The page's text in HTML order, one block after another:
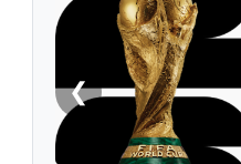
❮